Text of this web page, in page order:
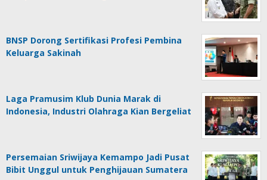
BNSP Dorong Sertifikasi Profesi Pembina
Keluarga Sakinah
Laga Pramusim Klub Dunia Marak di
Indonesia, Industri Olahraga Kian Bergeliat
Persemaian Sriwijaya Kemampo Jadi Pusat
Bibit Unggul untuk Penghijauan Sumatera